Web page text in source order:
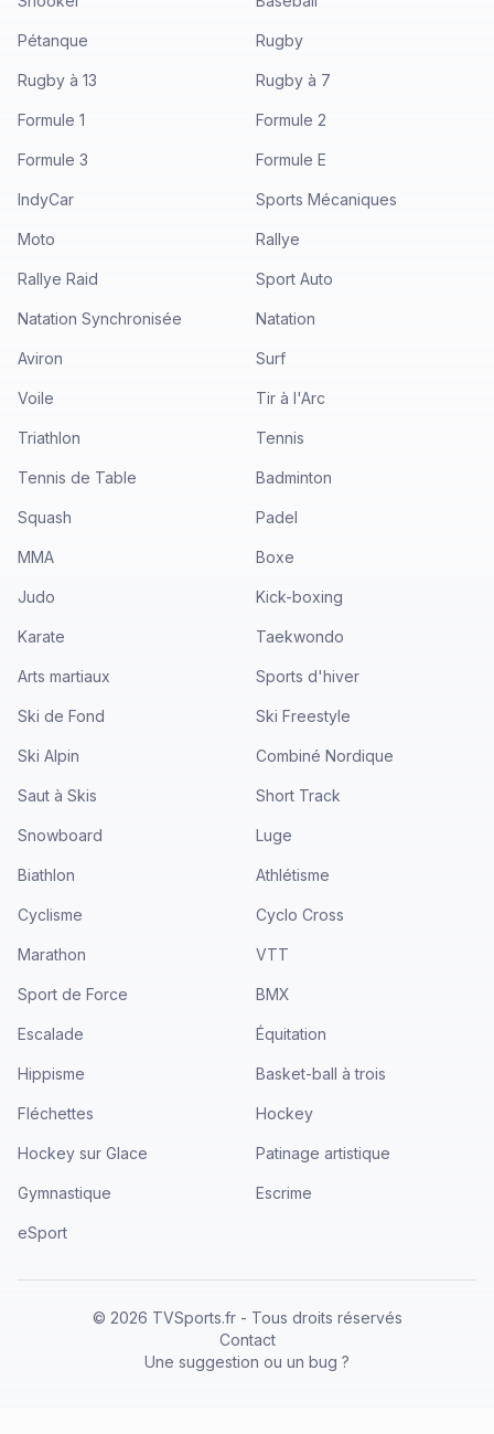
Pétanque Rugby
Rugby à 13 Rugby à 7
Formule 1 Formule 2
Formule 3 Formule E
IndyCar Sports Mécaniques
Moto Rallye
Rallye Raid Sport Auto
Natation Synchronisée Natation
Aviron Surf
Voile Tir à l'Arc
Triathlon Tennis
Tennis de Table Badminton
Squash Padel
MMA Boxe
Judo Kick-boxing
Karate Taekwondo
Arts martiaux Sports d'hiver
Ski de Fond Ski Freestyle
Ski Alpin Combiné Nordique
Saut à Skis Short Track
Snowboard Luge
Biathlon Athlétisme
Cyclisme Cyclo Cross
Marathon VTT
Sport de Force BMX
Escalade Équitation
Hippisme Basket-ball à trois
Fléchettes Hockey
Hockey sur Glace Patinage artistique
Gymnastique Escrime
eSport
© 2026 TVSports.fr - Tous droits réservés
Contact
Une suggestion ou un bug ?